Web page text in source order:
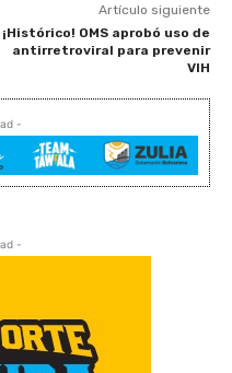
Artículo siguiente
¡Histórico! OMS aprobó uso de
antirretroviral para prevenir
VIH
-
-